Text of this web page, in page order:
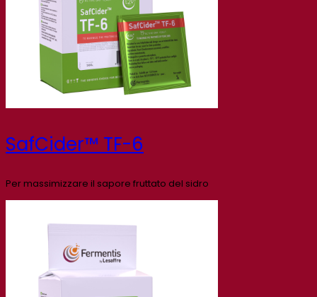
SafCider™ TF-6
Per massimizzare il sapore fruttato del sidro